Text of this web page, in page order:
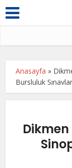
Anasayfa »
Bursluluk
Dikmen